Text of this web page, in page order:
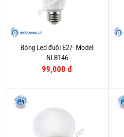
Bóng Led đuôi E27- Model
NLB146
99,000 đ